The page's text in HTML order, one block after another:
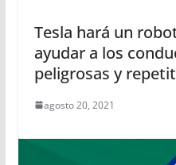
Tesla hará un
ayudar a los
peligrosas y
agosto 20, 2021